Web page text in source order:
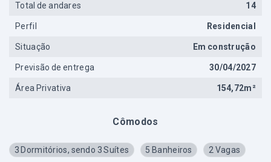
Cômodos
3 Dormitórios, sendo 3 Suítes 5 Banheiros 2 Vagas
Total de andares 14
Perfil Residencial
Situação Em construção
Previsão de entrega 30/04/2027
Área Privativa 154,72m²